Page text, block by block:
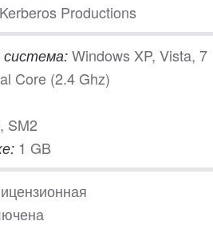
Kerberos Productions
система: Windows XP, Vista, 7
Core (2.4 Ghz)
SM2
1 GB